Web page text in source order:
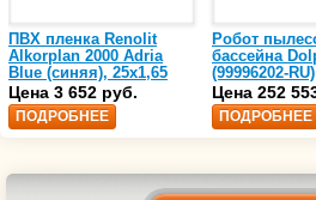
ПВХ пленка Renolit
Alkorplan 2000 Adria
Blue (синяя), 25х1,65
(35216203)
Цена 3 652 руб.
ПОДРОБНЕЕ
Робот
бассейна
(99996202-RU)
Цена 252
ПОДРОБНЕЕ